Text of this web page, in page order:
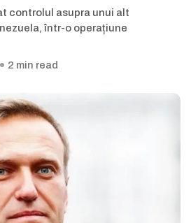
controlul asupra unui alt
într-o operațiune
2 min read